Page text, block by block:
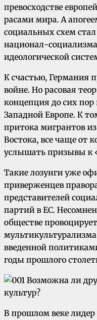
превосходстве
расами мира. А
социальных схем
национал-
идеологической
К счастью, Германия
войне. Но расовая
концепция до сих
Западной Европе. К
притока мигрантов
Востока, все чаще от
услышать призывы к
Такие лозунги уже
приверженцев
представителей
партий в ЕС.
обществе
введенной
годы прошлого
В прошлом веке